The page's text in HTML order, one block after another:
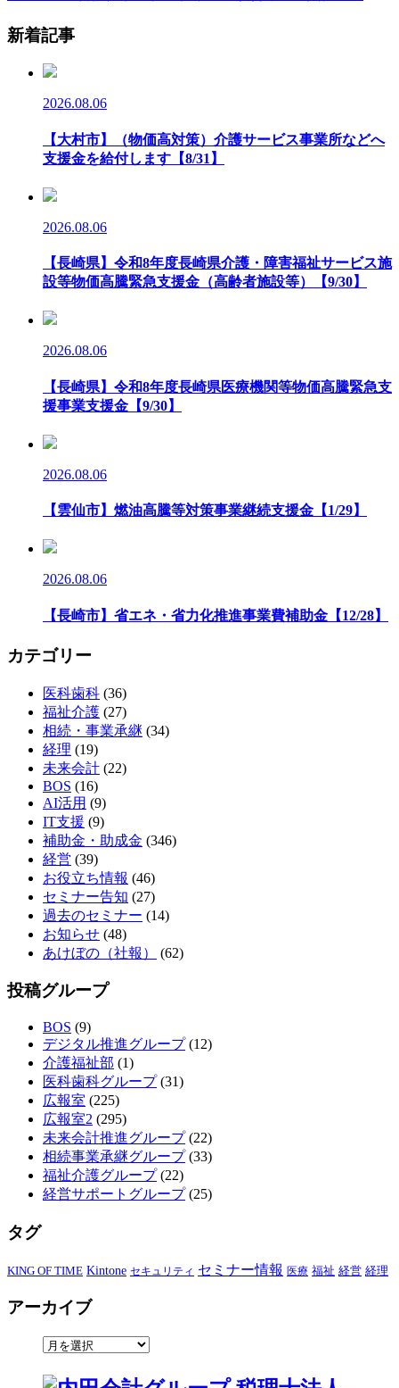
新着記事
2026.08.06
【大村市】（物価高対策）介護サービス事業所などへ
支援金を給付します【8/31】
2026.08.06
【長崎県】令和8年度長崎県介護・障害福祉サービス施
設等物価高騰緊急支援金（高齢者施設等）【9/30】
2026.08.06
【長崎県】令和8年度長崎県医療機関等物価高騰緊急支
援事業支援金【9/30】
2026.08.06
【雲仙市】燃油高騰等対策事業継続支援金【1/29】
2026.08.06
【長崎市】省エネ・省力化推進事業費補助金【12/28】
カテゴリー
医科歯科 (36)
福祉介護 (27)
相続・事業承継 (34)
経理 (19)
未来会計 (22)
BOS (16)
AI活用 (9)
IT支援 (9)
補助金・助成金 (346)
経営 (39)
お役立ち情報 (46)
セミナー告知 (27)
過去のセミナー (14)
お知らせ (48)
あけぼの（社報）
(62)
投稿グループ
BOS (9)
デジタル推進グループ(12)
介護福祉部 (1)
医科歯科グループ(31)
広報室 (225)
広報室2 (295)
未来会計推進グループ(22)
相続事業承継グループ(33)
福祉介護グループ(22)
経営サポートグループ(25)
タグ
KING OF TIME Kintone セキュリティ セミナー情報 医療 福祉 経営 経理
アーカイブ